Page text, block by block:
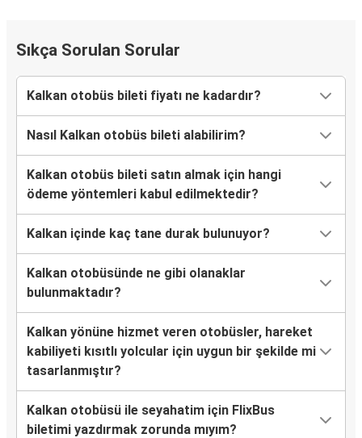
Köyceğiz
Bursa
Kalkan
Kalkan
Kocaeli
Muğla
Kalkan
Sıkça Sorulan Sorular
Kalkan otobüs bileti fiyatı ne kadardır?
Nasıl Kalkan otobüs bileti alabilirim?
Kalkan otobüs bileti satın almak için hangi
ödeme yöntemleri kabul edilmektedir?
Kalkan içinde kaç tane durak bulunuyor?
Kalkan otobüsünde ne gibi olanaklar
bulunmaktadır?
Kalkan yönüne hizmet veren otobüsler, hareket
kabiliyeti kısıtlı yolcular için uygun bir şekilde mi
tasarlanmıştır?
Kalkan otobüsü ile seyahatim için FlixBus
biletimi yazdırmak zorunda mıyım?